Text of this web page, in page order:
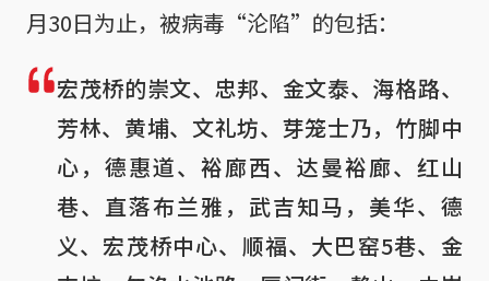
月30日为止，被病毒“沦陷”的包括：
宏茂桥的崇文、忠邦、金文泰、海格路、
芳林、黄埔、文礼坊、芽笼士乃，竹脚中
心，德惠道、裕廊西、达曼裕廊、红山
巷、直落布兰雅，武吉知马，美华、德
义、宏茂桥中心、顺福、大巴窑5巷、金